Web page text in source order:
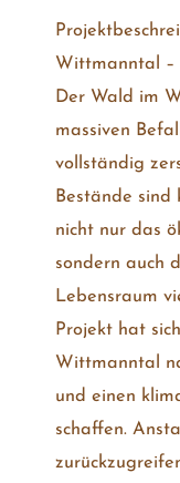
Wittmanntal –
Der Wald im
massiven
vollständig
Bestände sind
nicht nur das
sondern auch
Lebensraum
Projekt hat
Wittmanntal
und einen
schaffen.